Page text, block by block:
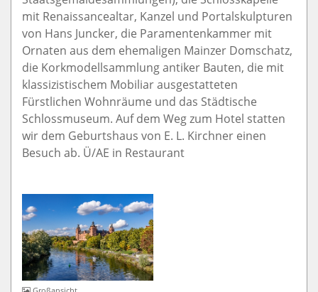
mit Renaissancealtar, Kanzel und Portalskulpturen
von Hans Juncker, die Paramentenkammer mit
Ornaten aus dem ehemaligen Mainzer Domschatz,
die Korkmodellsammlung antiker Bauten, die mit
klassizistischem Mobiliar ausgestatteten
Fürstlichen Wohnräume und das Städtische
Schlossmuseum. Auf dem Weg zum Hotel statten
wir dem Geburtshaus von E. L. Kirchner einen
Besuch ab. Ü/AE in Restaurant